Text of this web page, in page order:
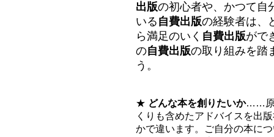
出版の初心者や、かつて自
いる 自費出版の経験者は、
ら満足のいく 自費出版がで
の自費出版の取り組みを踏
う。
★ どんな本を創りたいか……原
くりも含めたアドバイスを出
かで違います。ご自分の本に